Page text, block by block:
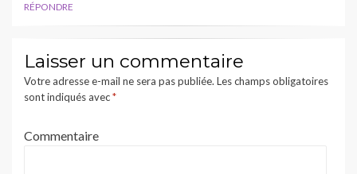
RÉPONDRE
Laisser un commentaire
Votre adresse e-mail ne sera pas publiée. Les champs obligatoires
sont indiqués avec*
Commentaire